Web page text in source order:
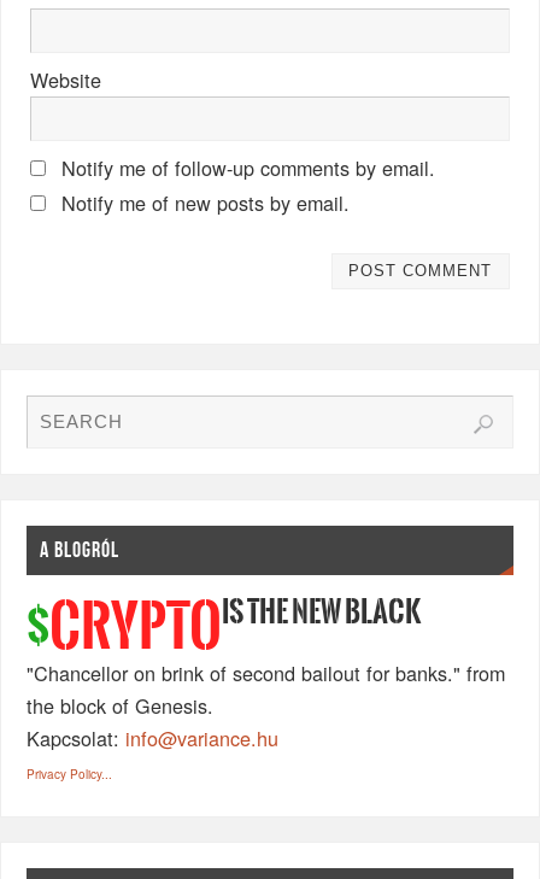
Website
Notify me of follow-up comments by email.
Notify me of new posts by email.
A BLOGRÓL
$CRYPTO IS THE NEW BLACK
"Chancellor on brink of second bailout for banks." from
the block of Genesis.
Kapcsolat: info@variance.hu
Privacy Policy...